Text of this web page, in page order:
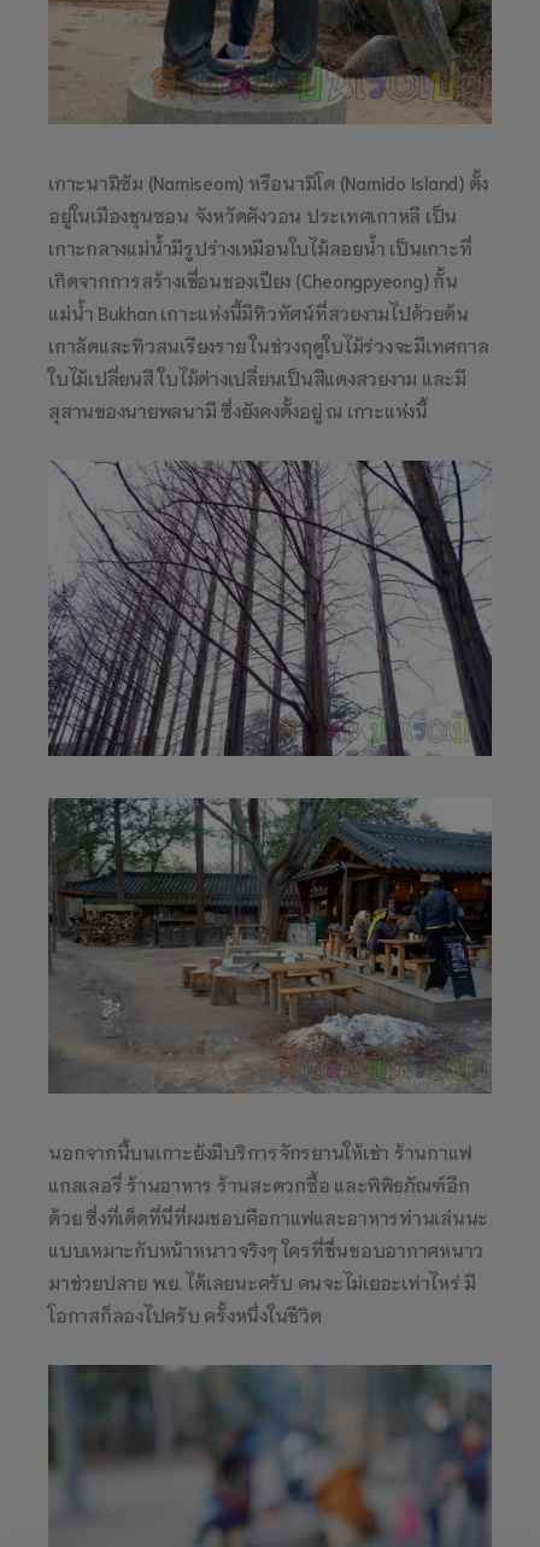
เกาะนามิซัม (Namiseom) หรือนามิโด (Namido Island) ตั้ง
อยู่ในเมืองชุนซอน จังหวัดคังวอน ประเทศเกาหลี เป็น
เกาะกลางแม่น้ำมีรูปร่างเหมือนใบไม้ลอยน้ำ เป็นเกาะที่
เกิดจากการสร้างเขื่อนชองเปียง (Cheongpyeong) กั้น
แม่น้ำ Bukhan เกาะแห่งนี้มีทิวทัศน์ที่สวยงามไปด้วยต้น
เกาลัดและทิวสนเรียงราย ในช่วงฤดูใบไม้ร่วงจะมีเทศกาล
ใบไม้เปลี่ยนสี ใบไม้ต่างเปลี่ยนเป็นสีแดงสวยงาม และมี
สุสานของนายพลนามี ซึ่งยังคงตั้งอยู่ ณ เกาะแห่งนี้
นอกจากนี้บนเกาะยังมีบริการจักรยานให้เช่า ร้านกาแฟ
แกลเลอรี่ ร้านอาหาร ร้านสะดวกซื้อ และพิพิธภัณฑ์อีก
ด้วย ซึ่งที่เด็ดที่นี่ที่ผมชอบคือกาแฟและอาหารท่านเล่นนะ
แบบเหมาะกับหน้าหนาวจริงๆ ใครที่ชื่นชอบอากาศหนาว
มาช่วยปลาย พ.ย. ได้เลยนะครับ คนจะไม่เยอะเท่าไหร่ มี
โอกาสก็ลองไปครับ ครั้งหนึ่งในชีวิต